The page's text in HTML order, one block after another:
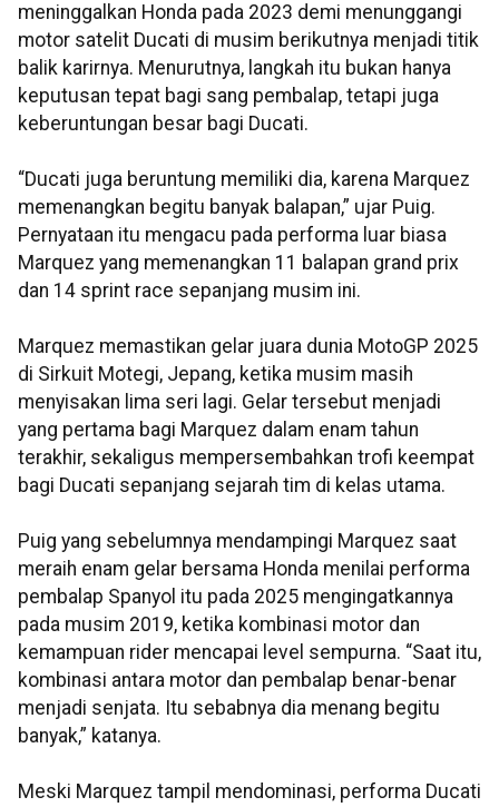
meninggalkan Honda pada 2023 demi menunggangi
motor satelit Ducati di musim berikutnya menjadi titik
balik karirnya. Menurutnya, langkah itu bukan hanya
keputusan tepat bagi sang pembalap, tetapi juga
keberuntungan besar bagi Ducati.
“Ducati juga beruntung memiliki dia, karena Marquez
memenangkan begitu banyak balapan,” ujar Puig.
Pernyataan itu mengacu pada performa luar biasa
Marquez yang memenangkan 11 balapan grand prix
dan 14 sprint race sepanjang musim ini.
Marquez memastikan gelar juara dunia MotoGP 2025
di Sirkuit Motegi, Jepang, ketika musim masih
menyisakan lima seri lagi. Gelar tersebut menjadi
yang pertama bagi Marquez dalam enam tahun
terakhir, sekaligus mempersembahkan trofi keempat
bagi Ducati sepanjang sejarah tim di kelas utama.
Puig yang sebelumnya mendampingi Marquez saat
meraih enam gelar bersama Honda menilai performa
pembalap Spanyol itu pada 2025 mengingatkannya
pada musim 2019, ketika kombinasi motor dan
kemampuan rider mencapai level sempurna. “Saat itu,
kombinasi antara motor dan pembalap benar-benar
menjadi senjata. Itu sebabnya dia menang begitu
banyak,” katanya.
Meski Marquez tampil mendominasi, performa Ducati